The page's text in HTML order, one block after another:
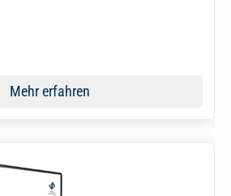
Mehr erfahren